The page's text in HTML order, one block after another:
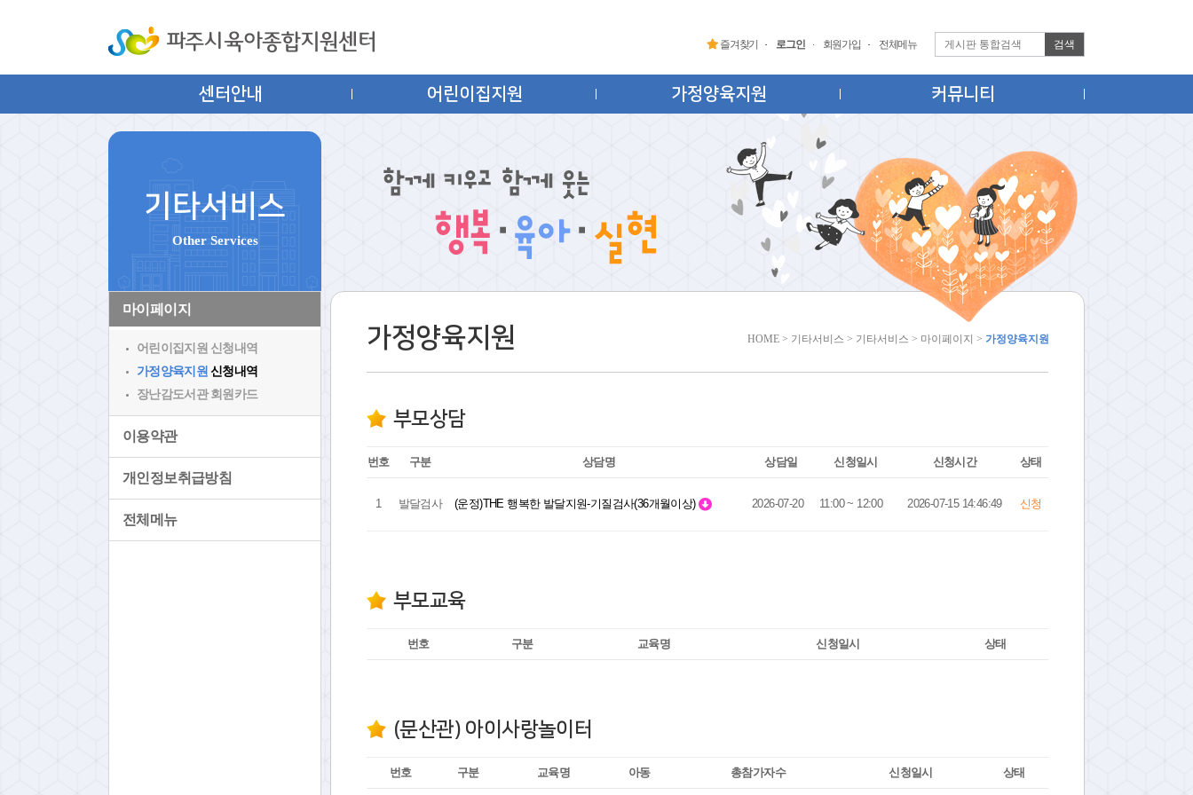
검색
즐겨찾기 로그인 회원가입 전체메뉴
센터안내 어린이집지원 가정양육지원 커뮤니티
기타서비스
Other Services
마이페이지
어린이집지원 신청내역
가정양육지원신청내역
장난감도서관 회원카드
이용약관
개인정보취급방침
전체메뉴
가정양육지원 HOME > 기타서비스 > 기타서비스 > 마이페이지 > 가정양육지원
부모상담
번호 구분 상담명 상담일 신청일시 신청시간 상태
1 발달검사 (운정)THE 행복한 발달지원-기질검사(36개월이상) 2026-07-20 11:00 ~ 12:00 2026-07-15 14:46:49 신청
부모교육
번호 구분 교육명 신청일시 상태
(문산관) 아이사랑놀이터
번호 구분 교육명 아동 총참가자수 신청일시 상태